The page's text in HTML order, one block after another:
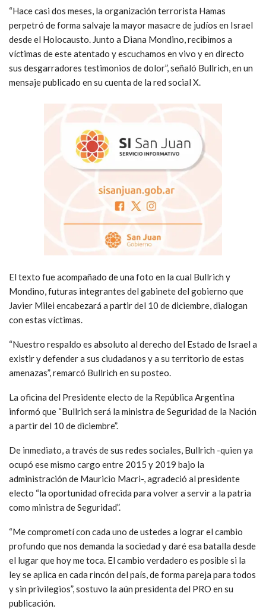
“Hace casi dos meses, la organización terrorista Hamas
perpetró de forma salvaje la mayor masacre de judíos en Israel
desde el Holocausto. Junto a Diana Mondino, recibimos a
víctimas de este atentado y escuchamos en vivo y en directo
sus desgarradores testimonios de dolor”, señaló Bullrich, en un
mensaje publicado en su cuenta de la red social X.
El texto fue acompañado de una foto en la cual Bullrich y
Mondino, futuras integrantes del gabinete del gobierno que
Javier Milei encabezará a partir del 10 de diciembre, dialogan
con estas víctimas.
“Nuestro respaldo es absoluto al derecho del Estado de Israel a
existir y defender a sus ciudadanos y a su territorio de estas
amenazas”, remarcó Bullrich en su posteo.
La oficina del Presidente electo de la República Argentina
informó que “Bullrich será la ministra de Seguridad de la Nación
a partir del 10 de diciembre”.
De inmediato, a través de sus redes sociales, Bullrich -quien ya
ocupó ese mismo cargo entre 2015 y 2019 bajo la
administración de Mauricio Macri-, agradeció al presidente
electo “la oportunidad ofrecida para volver a servir a la patria
como ministra de Seguridad”.
“Me comprometí con cada uno de ustedes a lograr el cambio
profundo que nos demanda la sociedad y daré esa batalla desde
el lugar que hoy me toca. El cambio verdadero es posible si la
ley se aplica en cada rincón del país, de forma pareja para todos
y sin privilegios”, sostuvo la aún presidenta del PRO en su
publicación.